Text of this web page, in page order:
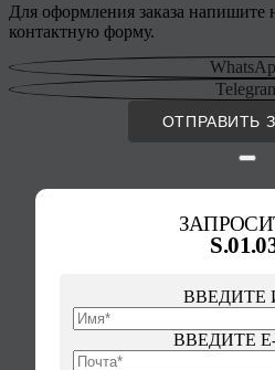
Для оформления заказа напишите
контактную форму.
ОТПРАВИТЬ
ВВЕДИТЕ
ВВЕДИТЕ